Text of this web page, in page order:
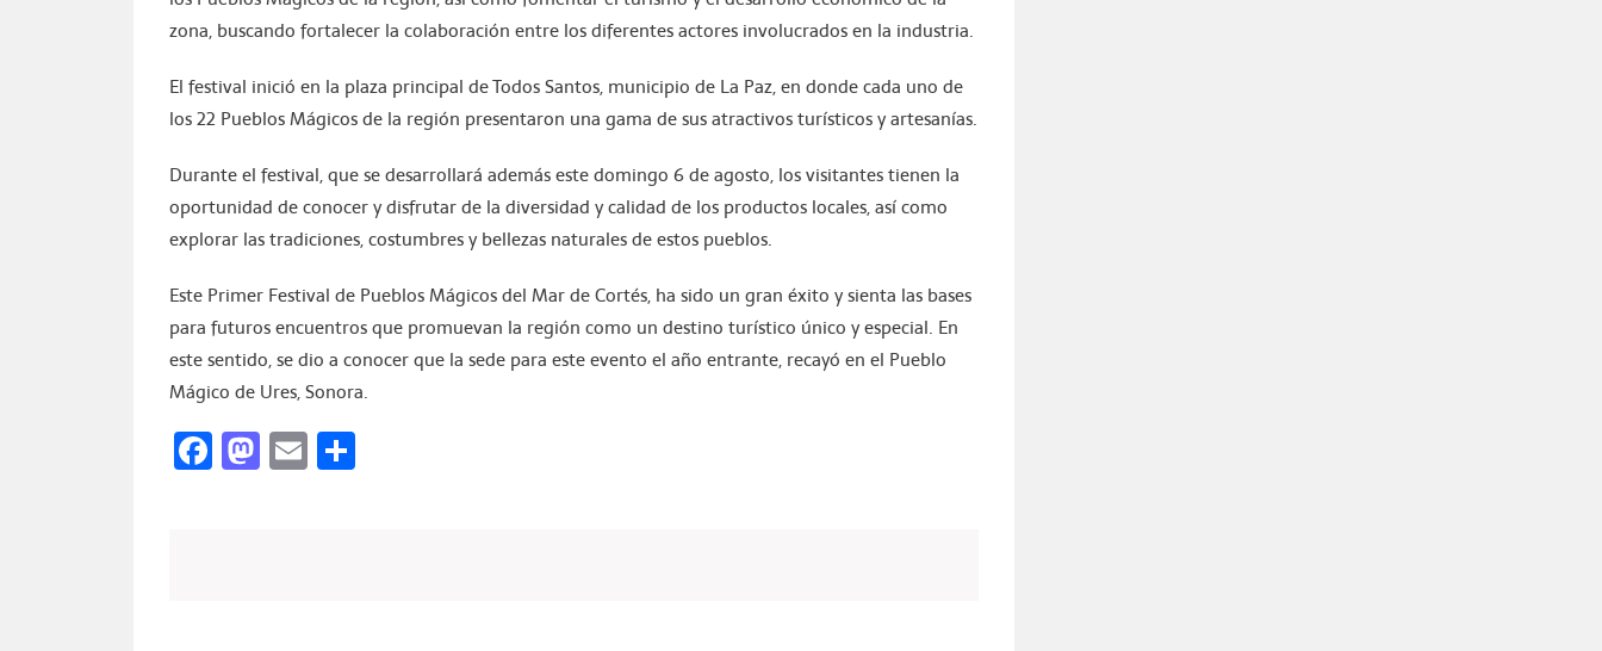
zona, buscando fortalecer la colaboración entre los diferentes actores involucrados en la industria.
El festival inició en la plaza principal de Todos Santos, municipio de La Paz, en donde cada uno de
los 22 Pueblos Mágicos de la región presentaron una gama de sus atractivos turísticos y artesanías.
Durante el festival, que se desarrollará además este domingo 6 de agosto, los visitantes tienen la
oportunidad de conocer y disfrutar de la diversidad y calidad de los productos locales, así como
explorar las tradiciones, costumbres y bellezas naturales de estos pueblos.
Este Primer Festival de Pueblos Mágicos del Mar de Cortés, ha sido un gran éxito y sienta las bases
para futuros encuentros que promuevan la región como un destino turístico único y especial. En
este sentido, se dio a conocer que la sede para este evento el año entrante, recayó en el Pueblo
Mágico de Ures, Sonora.
Facebook
Mastodon
Email